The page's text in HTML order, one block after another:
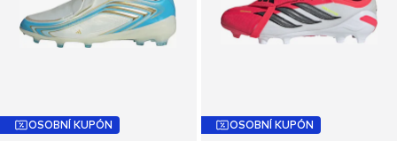
OSOBNÍ KUPÓN OSOBNÍ KUPÓN